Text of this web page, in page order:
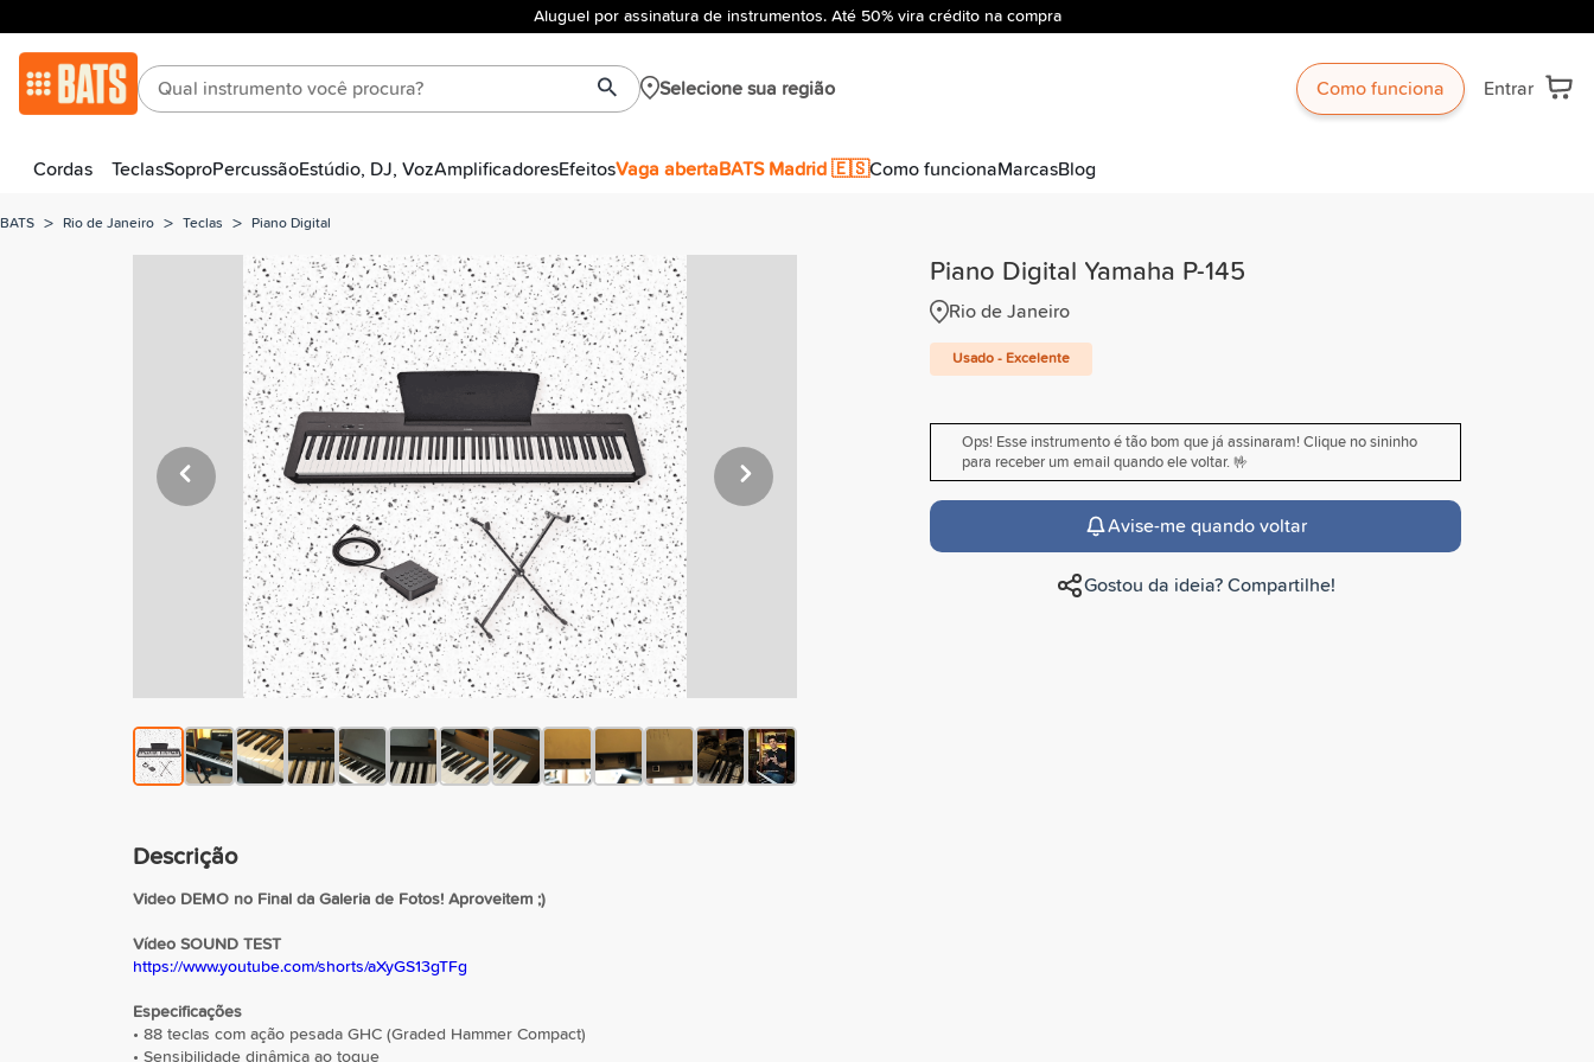
Aluguel por assinatura de instrumentos. Até 50% vira crédito na compra
Selecione sua região Como funciona Entrar
Cordas TeclasSoproPercussãoEstúdio, DJ, VozAmplificadoresEfeitosVaga abertaBATS Madrid 🇪🇸Como funcionaMarcasBlog
BATS > Rio de Janeiro > Teclas > Piano Digital
Descrição
Video DEMO no Final da Galeria de Fotos! Aproveitem ;)
Vídeo SOUND TEST
https://www.youtube.com/shorts/aXyGS13gTFg
Especificações
• 88 teclas com ação pesada GHC (Graded Hammer Compact)
• Sensibilidade dinâmica ao toque
Piano Digital Yamaha P-145
Rio de Janeiro
Usado - Excelente
Ops! Esse instrumento é tão bom que já assinaram! Clique no sininho
para receber um email quando ele voltar. 🤟
Avise-me quando voltar
Gostou da ideia? Compartilhe!